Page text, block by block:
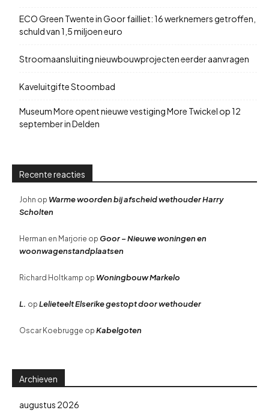
ECO Green Twente in Goor failliet: 16 werknemers getroffen,
schuld van 1,5 miljoen euro
Stroomaansluiting nieuwbouwprojecten eerder aanvragen
Kaveluitgifte Stoombad
Museum More opent nieuwe vestiging More Twickel op 12
september in Delden
Recente reacties
John op Warme woorden bij afscheid wethouder Harry
Scholten
Herman en Marjorie op Goor – Nieuwe woningen en
woonwagenstandplaatsen
Richard Holtkamp op Woningbouw Markelo
L. op Lelieteelt Elserike gestopt door wethouder
Oscar Koebrugge op Kabelgoten
Archieven
augustus 2026